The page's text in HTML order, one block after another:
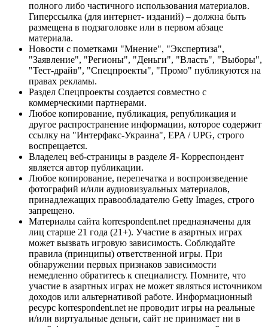
полного либо частичного использования материалов.
Гиперссылка (для интернет- изданий) – должна быть
размещена в подзаголовке или в первом абзаце
материала.
Новости с пометками "Мнение", "Экспертиза",
"Заявление", "Регионы", "Деньги", "Власть", "Выборы",
"Тест-драйв", "Спецпроекты", "Промо" публикуются на
правах рекламы.
Раздел Спецпроекты создается совместно с
коммерческими партнерами.
Любое копирование, публикация, републикация и
другое распространение информации, которое содержит
ссылку на "Интерфакс-Украина", EPA / UPG, строго
воспрещается.
Владелец веб-страницы в разделе Я- Корреспондент
является автор публикации.
Любое копирование, перепечатка и воспроизведение
фотографий и/или аудиовизуальных материалов,
принадлежащих правообладателю Getty Images, строго
запрещено.
Материалы сайта korrespondent.net предназначены для
лиц старше 21 года (21+). Участие в азартных играх
может вызвать игровую зависимость. Соблюдайте
правила (принципы) ответственной игры. При
обнаружении первых признаков зависимости
немедленно обратитесь к специалисту. Помните, что
участие в азартных играх не может являться источником
доходов или альтернативой работе. Информационный
ресурс korrespondent.net не проводит игры на реальные
и/или виртуальные деньги, сайт не принимает ни в